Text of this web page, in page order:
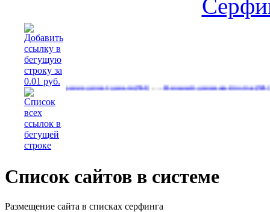
Расширение делает деньги(561)…Реальный денежный поток(591)…
Список сайтов в системе
Размещение сайта в списках серфинга